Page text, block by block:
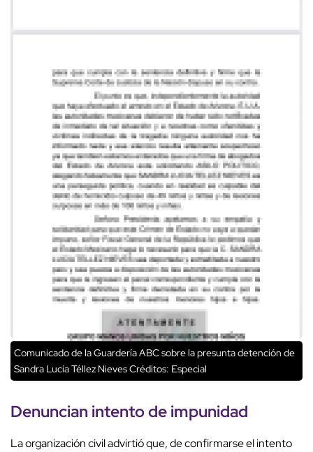
Comunicado de la Guardería ABC sobre la presunta detención de
Sandra Lucía Téllez NievesCréditos: Especial
Denuncian intento de impunidad
La organización civil advirtió que, de confirmarse el intento